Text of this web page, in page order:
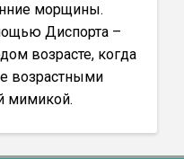
морщины.
Диспорта –
возрасте, когда
возрастными
мимикой.